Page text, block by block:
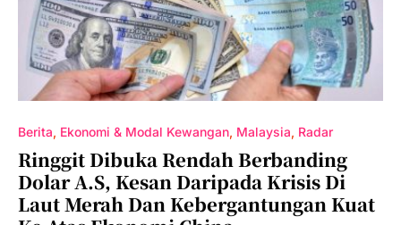
Berita Ekonomi & Modal Kewangan Malaysia Radar
Ringgit Dibuka Rendah Berbanding
Dolar A.S, Kesan Daripada Krisis Di
Laut Merah Dan Kebergantungan Kuat